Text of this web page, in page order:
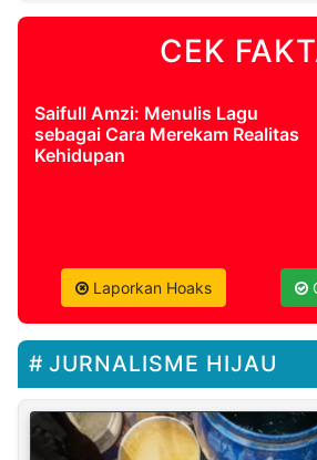
CEK
Saifull Amzi: Menulis Lagu
sebagai Cara Merekam Realitas
Kehidupan
Laporkan Hoaks
JURNALISME HIJAU